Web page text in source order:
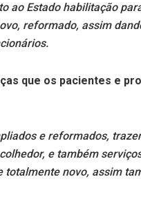
ao Estado habilitação
reformado, assim
que os pacientes e
e reformados,
e também
novo, assim